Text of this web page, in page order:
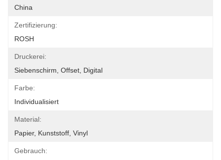
China
Zertifizierung:
ROSH
Druckerei:
Siebenschirm, Offset, Digital
Farbe:
Individualisiert
Material:
Papier, Kunststoff, Vinyl
Gebrauch: